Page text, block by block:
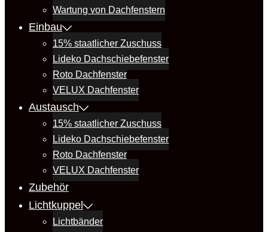
Wartung von Dachfenstern
Einbau
15% staatlicher Zuschuss
Lideko Dachschiebefenster
Roto Dachfenster
VELUX Dachfenster
Austausch
15% staatlicher Zuschuss
Lideko Dachschiebefenster
Roto Dachfenster
VELUX Dachfenster
Zubehör
Lichtkuppel
Lichtbänder